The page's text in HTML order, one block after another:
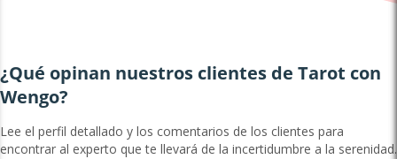
¿Qué opinan nuestros clientes de Tarot con
Wengo?
Lee el perfil detallado y los comentarios de los clientes para
encontrar al experto que te llevará de la incertidumbre a la serenidad.